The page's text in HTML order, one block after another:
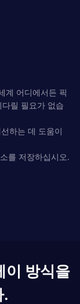
계 어디에서든 픽
릴 필요가 없습
하는 데 도움이
를 저장하십시오.
이 방식을
.